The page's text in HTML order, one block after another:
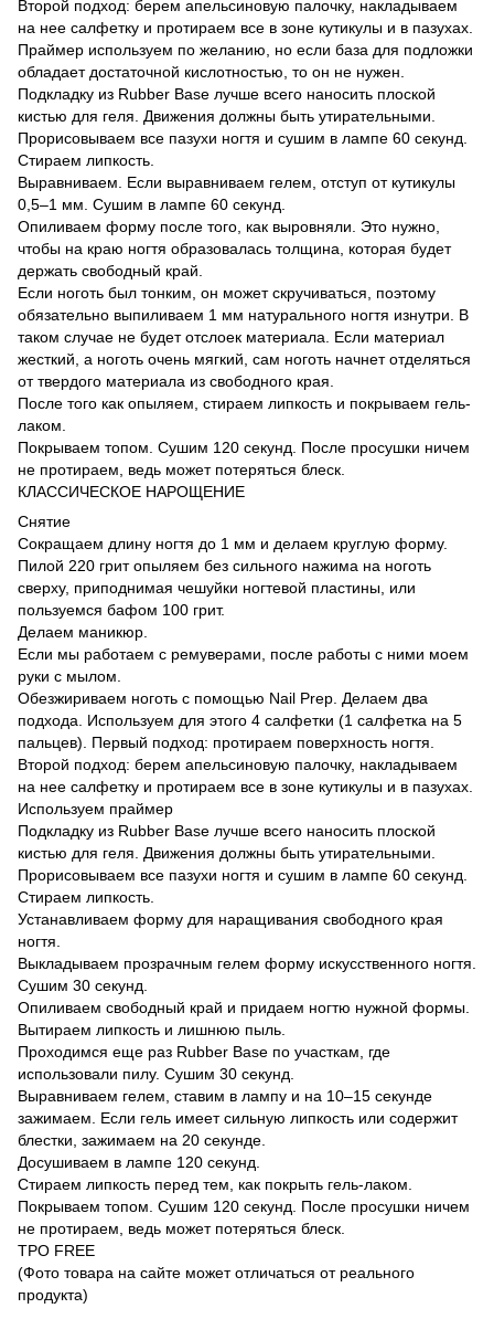
Второй подход: берем апельсиновую палочку, накладываем
на нее салфетку и протираем все в зоне кутикулы и в пазухах.
Праймер используем по желанию, но если база для подложки
обладает достаточной кислотностью, то он не нужен.
Подкладку из Rubber Base лучше всего наносить плоской
кистью для геля. Движения должны быть утирательными.
Прорисовываем все пазухи ногтя и сушим в лампе 60 секунд.
Стираем липкость.
Выравниваем. Если выравниваем гелем, отступ от кутикулы
0,5–1 мм. Сушим в лампе 60 секунд.
Опиливаем форму после того, как выровняли. Это нужно,
чтобы на краю ногтя образовалась толщина, которая будет
держать свободный край.
Если ноготь был тонким, он может скручиваться, поэтому
обязательно выпиливаем 1 мм натурального ногтя изнутри. В
таком случае не будет отслоек материала. Если материал
жесткий, а ноготь очень мягкий, сам ноготь начнет отделяться
от твердого материала из свободного края.
После того как опыляем, стираем липкость и покрываем гель-
лаком.
Покрываем топом. Сушим 120 секунд. После просушки ничем
не протираем, ведь может потеряться блеск.
КЛАССИЧЕСКОЕ НАРОЩЕНИЕ
Снятие
Сокращаем длину ногтя до 1 мм и делаем круглую форму.
Пилой 220 грит опыляем без сильного нажима на ноготь
сверху, приподнимая чешуйки ногтевой пластины, или
пользуемся бафом 100 грит.
Делаем маникюр.
Если мы работаем с ремуверами, после работы с ними моем
руки с мылом.
Обезжириваем ноготь с помощью Nail Prep. Делаем два
подхода. Используем для этого 4 салфетки (1 салфетка на 5
пальцев). Первый подход: протираем поверхность ногтя.
Второй подход: берем апельсиновую палочку, накладываем
на нее салфетку и протираем все в зоне кутикулы и в пазухах.
Используем праймер
Подкладку из Rubber Base лучше всего наносить плоской
кистью для геля. Движения должны быть утирательными.
Прорисовываем все пазухи ногтя и сушим в лампе 60 секунд.
Стираем липкость.
Устанавливаем форму для наращивания свободного края
ногтя.
Выкладываем прозрачным гелем форму искусственного ногтя.
Сушим 30 секунд.
Опиливаем свободный край и придаем ногтю нужной формы.
Вытираем липкость и лишнюю пыль.
Проходимся еще раз Rubber Base по участкам, где
использовали пилу. Сушим 30 секунд.
Выравниваем гелем, ставим в лампу и на 10–15 секунде
зажимаем. Если гель имеет сильную липкость или содержит
блестки, зажимаем на 20 секунде.
Досушиваем в лампе 120 секунд.
Стираем липкость перед тем, как покрыть гель-лаком.
Покрываем топом. Сушим 120 секунд. После просушки ничем
не протираем, ведь может потеряться блеск.
TPO FREE
(Фото товара на сайте может отличаться от реального
продукта)